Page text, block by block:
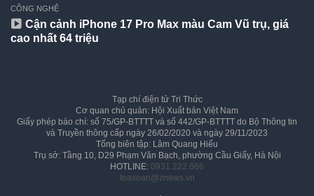
CÔNG NGHỆ
Cận cảnh iPhone 17 Pro Max màu Cam Vũ trụ, giá
cao nhất 64 triệu
Tạp chí điện tử Tri Thức
Cơ quan chủ quản: Hội Xuất bản Việt Nam
Giấy phép báo chí: số 75/GP-BTTTT và số 442/GP-BTTTT do Bộ Thông tin
và Truyền thông cấp ngày 26/02/2020 và ngày 29/11/2023
Tổng biên tập: Lâm Quang Hiếu
Trụ sở: Tầng 10, D29 Phạm Văn Bạch, phường Cầu Giấy, Hà Nội
HOTLINE: 0931.222.666
toasoan@znews.vn